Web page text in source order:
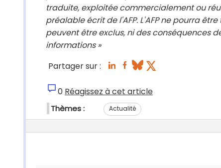
traduite, exploitée commercialement ou
préalable écrit de l'AFP. L'AFP ne pourra
peuvent être exclus, ni des conséquences
informations »
Partager sur :
0 Réagissez à cet article
Thèmes : Actualité